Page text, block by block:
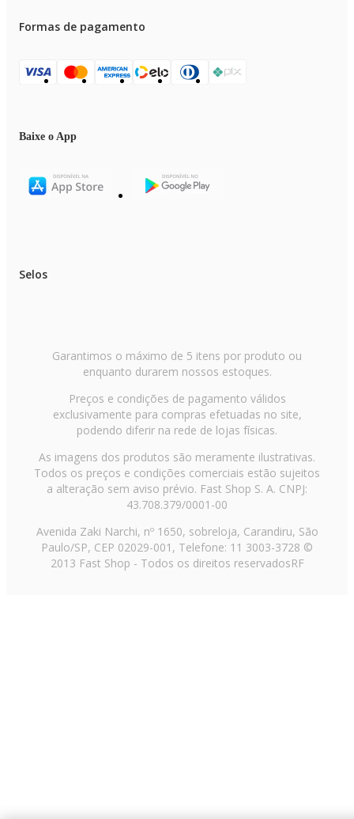
Formas de pagamento
Baixe o App
Selos
Garantimos o máximo de 5 itens por produto ou
enquanto durarem nossos estoques.
Preços e condições de pagamento válidos
exclusivamente para compras efetuadas no site,
podendo diferir na rede de lojas físicas.
As imagens dos produtos são meramente ilustrativas.
Todos os preços e condições comerciais estão sujeitos
a alteração sem aviso prévio. Fast Shop S. A. CNPJ:
43.708.379/0001-00
Avenida Zaki Narchi, nº 1650, sobreloja, Carandiru, São
Paulo/SP, CEP 02029-001, Telefone: 11 3003-3728 ©
2013 Fast Shop - Todos os direitos reservadosRF